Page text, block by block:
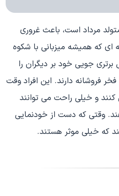
مرداد است، باعث غروری
ای که همیشه میزبانی با شکوه
جویی خود بر دیگران را
فروشانه دارند. این افراد وقت
و خیلی راحت می توانند
وقتی که دست از خودنمایی
که خیلی موثر هستند.